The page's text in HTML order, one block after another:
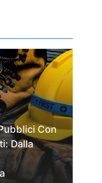
Con
Dalla